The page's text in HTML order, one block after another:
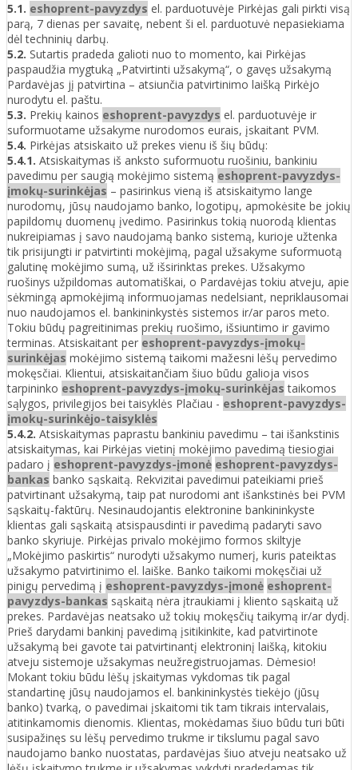
5.1. eshoprent-pavyzdys el. parduotuvėje Pirkėjas gali pirkti visą
parą, 7 dienas per savaitę, nebent ši el. parduotuvė nepasiekiama
dėl techninių darbų.
5.2. Sutartis pradeda galioti nuo to momento, kai Pirkėjas
paspaudžia mygtuką „Patvirtinti užsakymą“, o gavęs užsakymą
Pardavėjas jį patvirtina – atsiunčia patvirtinimo laišką Pirkėjo
nurodytu el. paštu.
5.3. Prekių kainos eshoprent-pavyzdys el. parduotuvėje ir
suformuotame užsakyme nurodomos eurais, įskaitant PVM.
5.4. Pirkėjas atsiskaito už prekes vienu iš šių būdų:
5.4.1. Atsiskaitymas iš anksto suformuotu ruošiniu, bankiniu
pavedimu per saugią mokėjimo sistemą eshoprent-pavyzdys-
įmokų-surinkėjas – pasirinkus vieną iš atsiskaitymo lange
nurodomų, jūsų naudojamo banko, logotipų, apmokėsite be jokių
papildomų duomenų įvedimo. Pasirinkus tokią nuorodą klientas
nukreipiamas į savo naudojamą banko sistemą, kurioje užtenka
tik prisijungti ir patvirtinti mokėjimą, pagal užsakyme suformuotą
galutinę mokėjimo sumą, už išsirinktas prekes. Užsakymo
ruošinys užpildomas automatiškai, o Pardavėjas tokiu atveju, apie
sėkmingą apmokėjimą informuojamas nedelsiant, nepriklausomai
nuo naudojamos el. bankininkystės sistemos ir/ar paros meto.
Tokiu būdų pagreitinimas prekių ruošimo, išsiuntimo ir gavimo
terminas. Atsiskaitant per eshoprent-pavyzdys-įmokų-
surinkėjas mokėjimo sistemą taikomi mažesni lėšų pervedimo
mokęsčiai. Klientui, atsiskaitančiam šiuo būdu galioja visos
tarpininko eshoprent-pavyzdys-įmokų-surinkėjas taikomos
sąlygos, privilegijos bei taisyklės Plačiau - eshoprent-pavyzdys-
įmokų-surinkėjo-taisyklės
5.4.2. Atsiskaitymas paprastu bankiniu pavedimu – tai išankstinis
atsiskaitymas, kai Pirkėjas vietinį mokėjimo pavedimą tiesiogiai
padaro į eshoprent-pavyzdys-įmonė eshoprent-pavyzdys-
bankas banko sąskaitą. Rekvizitai pavedimui pateikiami prieš
patvirtinant užsakymą, taip pat nurodomi ant išankstinės bei PVM
sąskaitų-faktūrų. Nesinaudojantis elektronine bankininkyste
klientas gali sąskaitą atsispausdinti ir pavedimą padaryti savo
banko skyriuje. Pirkėjas privalo mokėjimo formos skiltyje
„Mokėjimo paskirtis“ nurodyti užsakymo numerį, kuris pateiktas
užsakymo patvirtinimo el. laiške. Banko taikomi mokęsčiai už
pinigų pervedimą į eshoprent-pavyzdys-įmonė eshoprent-
pavyzdys-bankas sąskaitą nėra įtraukiami į kliento sąskaitą už
prekes. Pardavėjas neatsako už tokių mokęsčių taikymą ir/ar dydį.
Prieš darydami bankinį pavedimą įsitikinkite, kad patvirtinote
užsakymą bei gavote tai patvirtinantį elektroninį laišką, kitokiu
atveju sistemoje užsakymas neužregistruojamas. Dėmesio!
Mokant tokiu būdu lėšų įskaitymas vykdomas tik pagal
standartinę jūsų naudojamos el. bankininkystės tiekėjo (jūsų
banko) tvarką, o pavedimai įskaitomi tik tam tikrais intervalais,
atitinkamomis dienomis. Klientas, mokėdamas šiuo būdu turi būti
susipažinęs su lėšų pervedimo trukme ir tikslumu pagal savo
naudojamo banko nuostatas, pardavėjas šiuo atveju neatsako už